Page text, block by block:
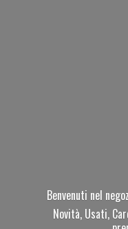
Benvenuti nel
Novità, Usati,